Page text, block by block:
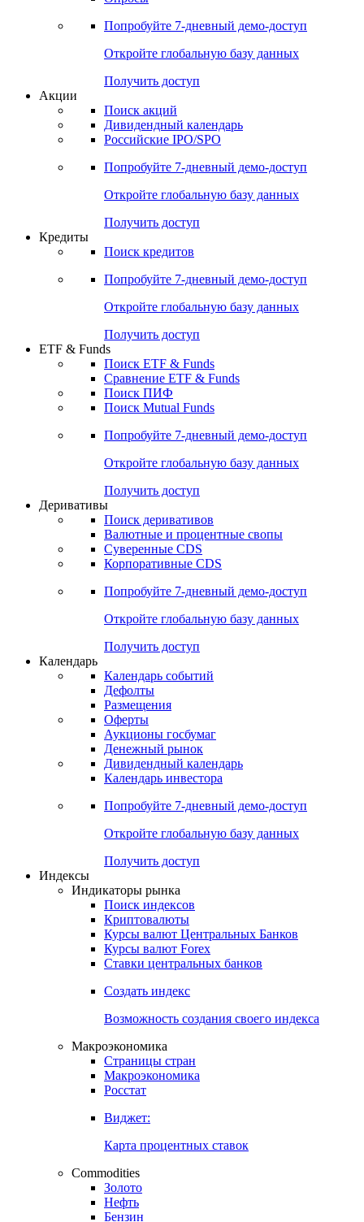
Cbonds Pages
Опросы
Попробуйте7-дневный
Откройте глобальную базу данных
Получить доступ
Поиск акций
Российские IPO/SPO
Попробуйте7-дневный
Откройте глобальную базу данных
Получить доступ
Поиск кредитов
Попробуйте7-дневный
Откройте глобальную базу данных
Получить доступ
ETF & Funds
Сравнение ETF & Funds
Поиск Mutual Funds
Попробуйте7-дневный
Откройте глобальную базу данных
Получить доступ
Деривативы
Валютные и процентные свопы
Корпоративные CDS
Попробуйте7-дневный
Откройте глобальную базу данных
Получить доступ
Календарь
Календарь событий
Дефолты
Размещения
Оферты
Денежный рынок
Календарь инвестора
Попробуйте7-дневный
Откройте глобальную базу данных
Получить доступ
Индикаторы рынка
Поиск индексов
Курсы валют Центральных Банков
Ставки центральных банков
Создать индекс
Возможность создания своего индекса
Страницы стран
Росстат
Виджет:
Карта процентных ставок